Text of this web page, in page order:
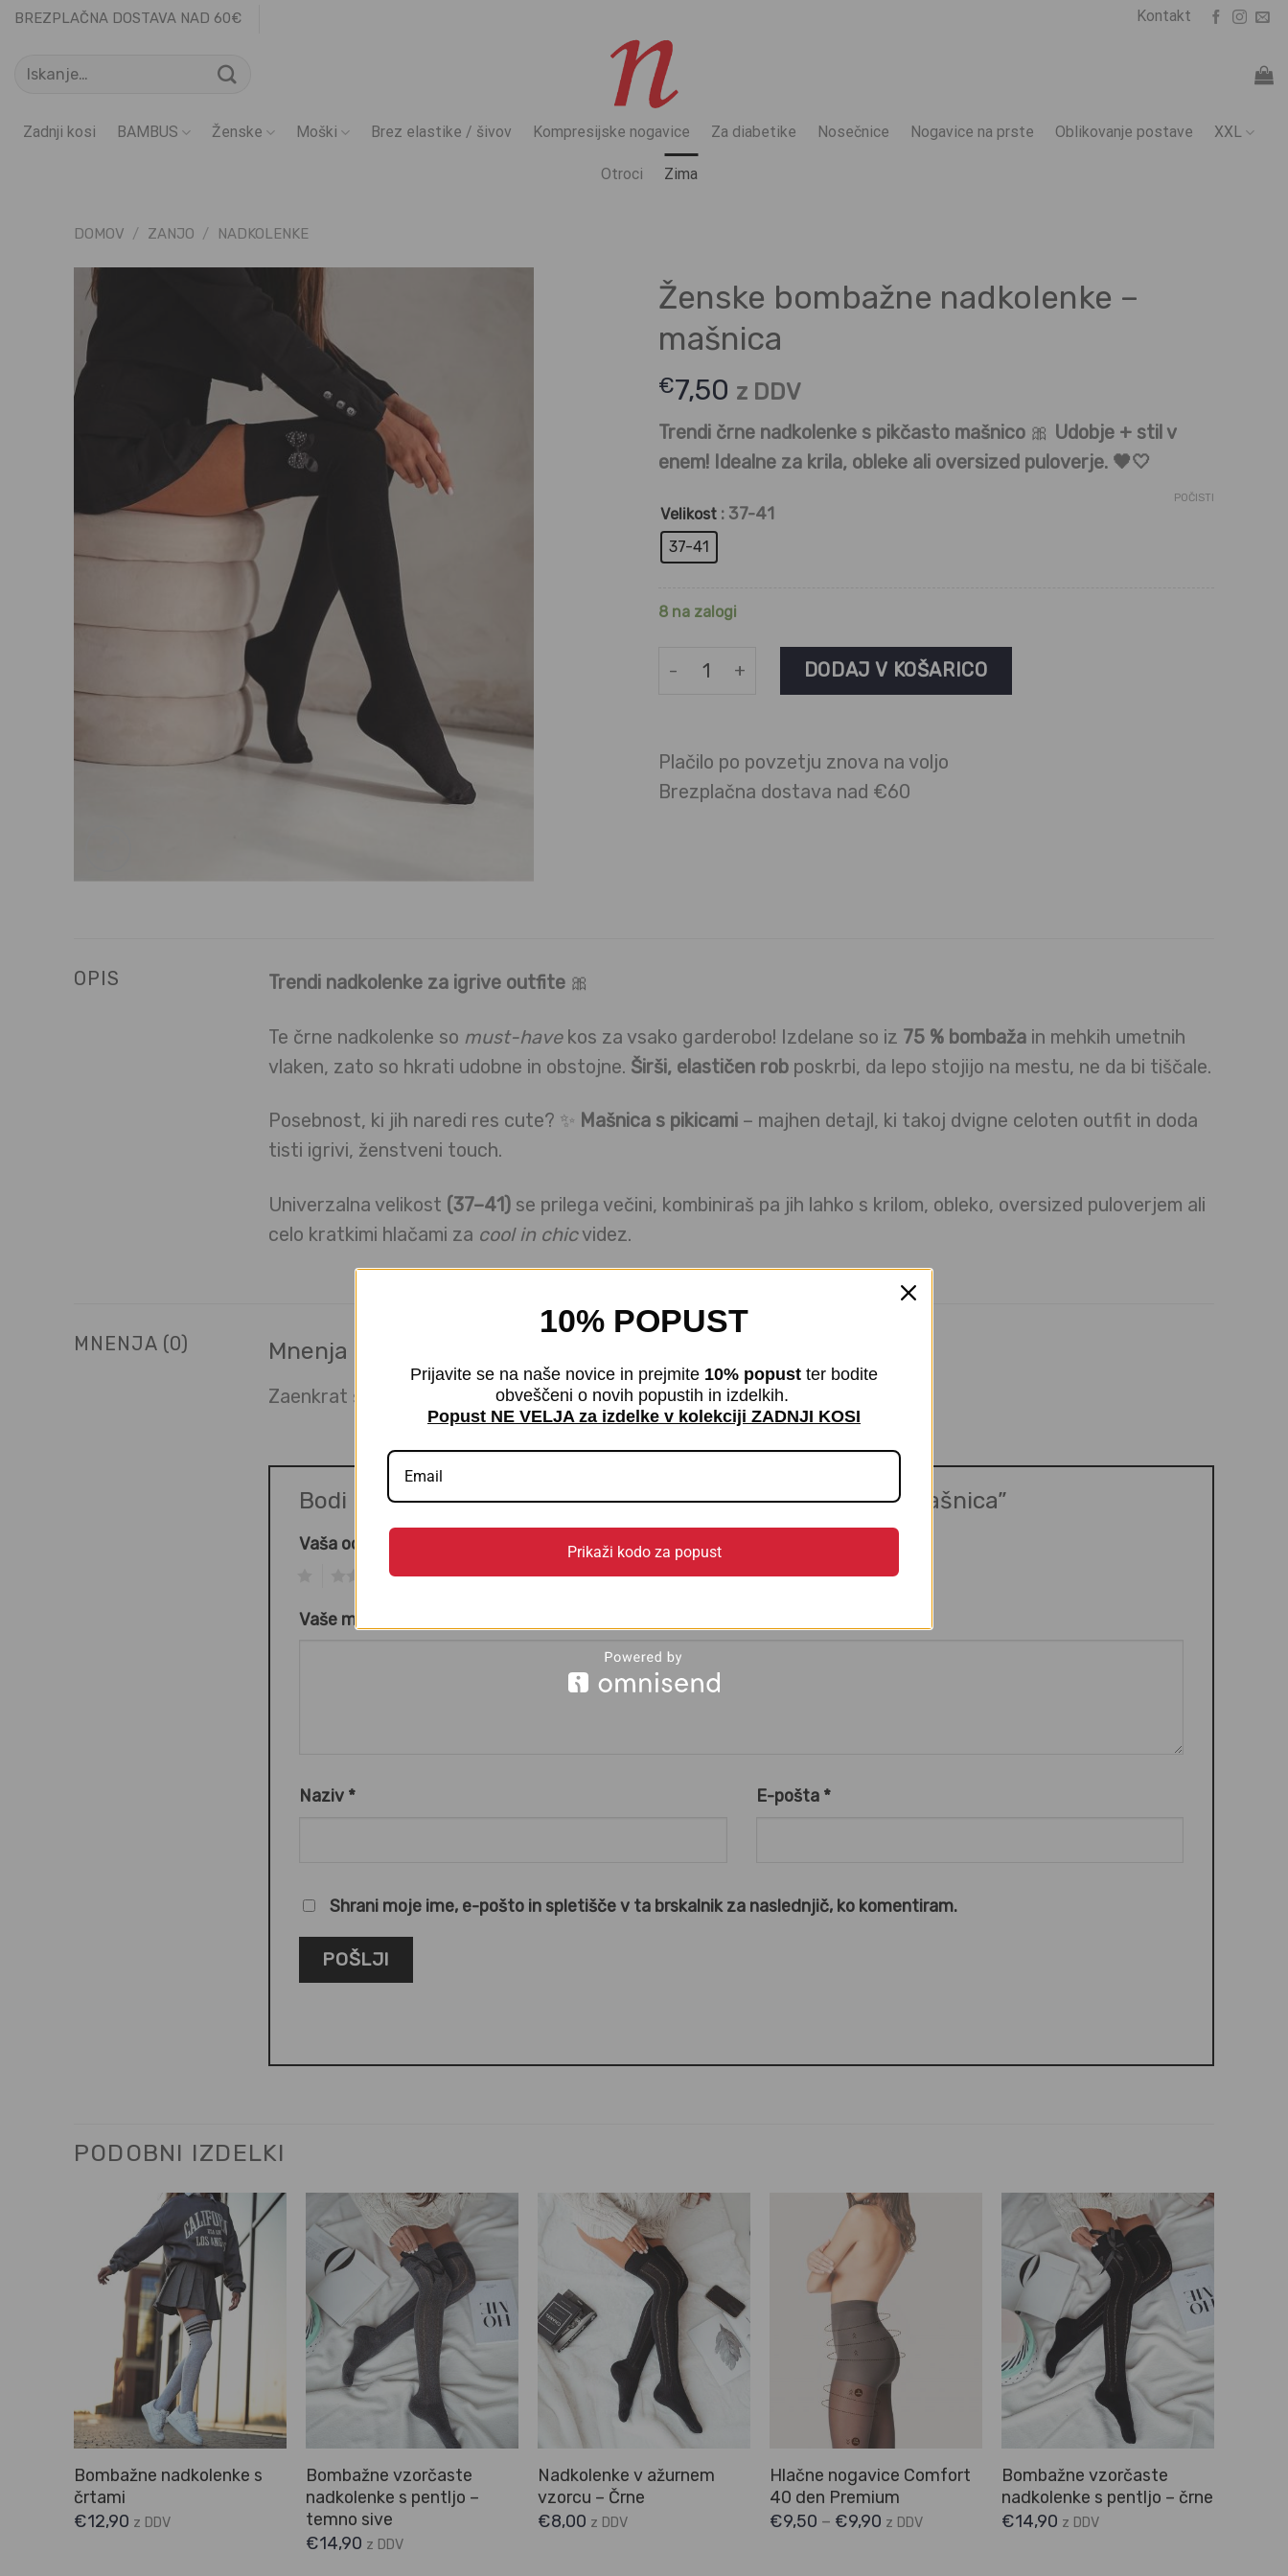
Skoči
vsebino
BREZPLAČNA DOSTAVA NAD 60€ Kontakt
Išči:
Zadnji kosi BAMBUS Ženske Moški Brez elastike / šivov Kompresijske nogavice Za diabetike Nosečnice Nogavice na prste Oblikovanje postave XXL
Otroci Zima
DOMOV / ZANJO / NADKOLENKE
Ženske bombažne nadkolenke –
mašnica
€7,50 z DDV
Trendi črne nadkolenke s pikčasto mašnico 🎀 Udobje + stil v
enem! Idealne za krila, obleke ali oversized puloverje. 🖤🤍
Velikost : 37-41
37-41
POČISTI
8 na zalogi
Ženske bombažne nadkolenke - mašnica količina
DODAJ V KOŠARICO
Plačilo po povzetju znova na voljo
Brezplačna dostava nad €60
OPIS Trendi nadkolenke za igrive outfite 🎀
Te črne nadkolenke so must-havekos za vsako garderobo! Izdelane so iz 75 % bombaža in mehkih umetnih
vlaken, zato so hkrati udobne in obstojne. Širši, elastičen rob poskrbi, da lepo stojijo na mestu, ne da bi tiščale.
Posebnost, ki jih naredi res cute? ✨ Mašnica s pikicami – majhen detajl, ki takoj dvigne celoten outfit in doda
tisti igrivi, ženstveni touch.
Univerzalna velikost (37–41) se prilega večini, kombiniraš pa jih lahko s krilom, obleko, oversized puloverjem ali
celo kratkimi hlačami za cool in chicvidez.
MNENJA (0) Mnenja
Zaenkrat še ni mnenj.
Bodi prvi ocenjevalec “Ženske bombažne nadkolenke – mašnica”
Vaša ocena
4 5
Vaše mnenje
Naziv * E-pošta *
Shrani moje ime, e-pošto in spletišče v ta brskalnik za naslednjič, ko komentiram.
PODOBNI IZDELKI
Bombažne nadkolenke s
črtami
€12,90 z DDV
Bombažne vzorčaste
nadkolenke s pentljo –
temno sive
€14,90 z DDV
Nadkolenke v ažurnem
vzorcu – Črne
€8,00 z DDV
Hlačne nogavice Comfort
40 den Premium
€9,50 – €9,90 z DDV
Bombažne vzorčaste
nadkolenke s pentljo – črne
€14,90 z DDV
10% POPUST
Prijavite se na naše novice in prejmite 10% popust ter bodite
obveščeni o novih popustih in izdelkih.
Popust NE VELJA za izdelke v kolekciji ZADNJI KOSI
Prikaži kodo za popust